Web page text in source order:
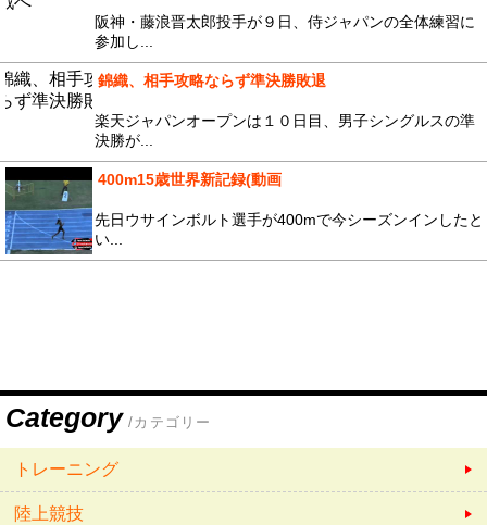
阪神・藤浪晋太郎投手が９日、侍ジャパンの全体練習に
参加し...
錦織、相手攻略ならず準決勝敗退
楽天ジャパンオープンは１０日目、男子シングルスの準
決勝が...
400m15歳世界新記録(動画
先日ウサインボルト選手が400mで今シーズンインしたと
い...
Category /カテゴリー
トレーニング
陸上競技